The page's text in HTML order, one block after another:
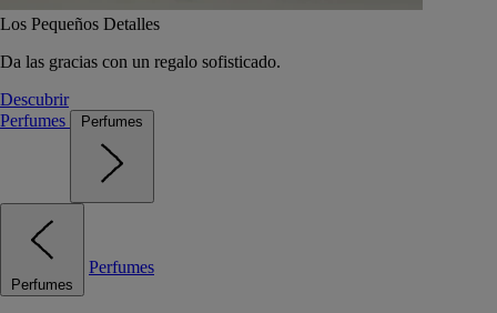
Los Pequeños Detalles
Da las gracias con un regalo sofisticado.
Descubrir
Perfumes
Perfumes
Perfumes
Perfumes